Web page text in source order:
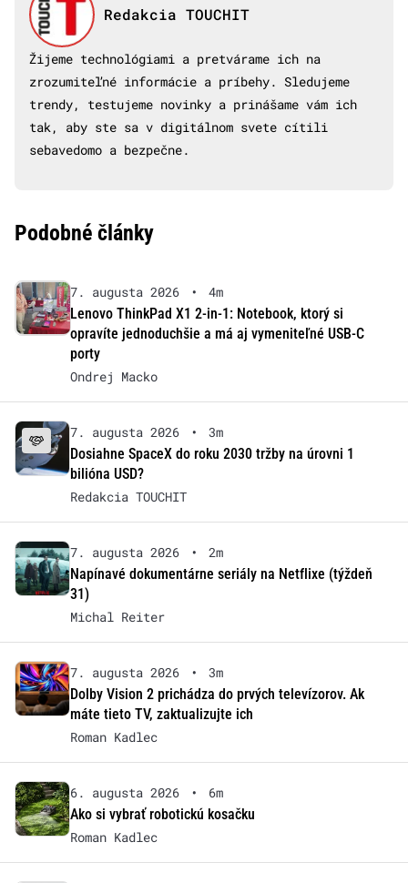
Redakcia TOUCHIT
Žijeme technológiami a pretvárame ich na
zrozumiteľné informácie a príbehy. Sledujeme
trendy, testujeme novinky a prinášame vám ich
tak, aby ste sa v digitálnom svete cítili
sebavedomo a bezpečne.
Podobné články
7. augusta 2026 •
4m
Lenovo ThinkPad X1 2-in-1: Notebook, ktorý si
opravíte jednoduchšie a má aj vymeniteľné USB-C
porty
Ondrej Macko
7. augusta 2026 •
3m
Dosiahne SpaceX do roku 2030 tržby na úrovni 1
bilióna USD?
Redakcia TOUCHIT
7. augusta 2026 •
2m
Napínavé dokumentárne seriály na Netflixe (týždeň
31)
Michal Reiter
7. augusta 2026 •
3m
Dolby Vision 2 prichádza do prvých televízorov. Ak
máte tieto TV, zaktualizujte ich
Roman Kadlec
6. augusta 2026 •
6m
Ako si vybrať robotickú kosačku
Roman Kadlec